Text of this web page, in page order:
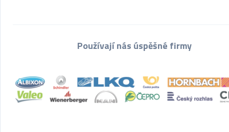
Používají nás úspěšné firmy